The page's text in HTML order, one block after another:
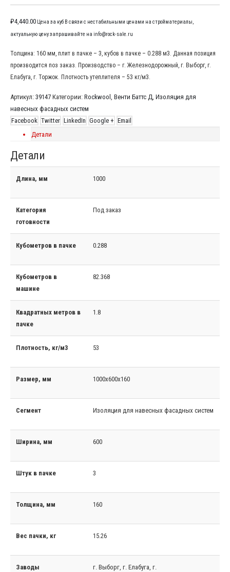
₽4,440.00 Цена за куб В связи с нестабильными ценами на стройматериалы,
актуальную цену запрашивайте на info@rock-sale.ru
Толщина: 160 мм, плит в пачке – 3, кубов в пачке – 0.288 м3. Данная позиция
производится поз заказ. Производство – г. Железнодорожный, г. Выборг, г.
Елабуга, г. Торжок. Плотность утеплителя – 53 кг/м3.
Артикул: 39147 Категории: Rockwool Венти Баттс Д Изоляция для
навесных фасадных систем
Facebook Twitter LinkedIn Google + Email
Детали
Детали
Длина, мм 1000
Категория
готовности
Под заказ
Кубометров в пачке 0.288
Кубометров в
машине
82.368
Квадратных метров в
пачке
1.8
Плотность, кг/м3 53
Размер, мм 1000x600x160
Сегмент Изоляция для навесных фасадных систем
Ширина, мм 600
Штук в пачке 3
Толщина, мм 160
Вес пачки, кг 15.26
Заводы
г. Выборг, г. Елабуга, г.